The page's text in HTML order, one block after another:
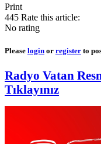
Print
445 Rate this article:
No rating
Please login or register to
Radyo Vatan
Tıklayınız